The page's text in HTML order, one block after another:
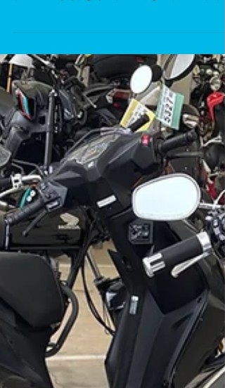
ポジションから、よりスポーティなライディングポ
ションへ変更するカスタムです。 NMAXはスクーター
ながらフロント周りの剛性が高く、ハンドル周りの
スタム自由度も意外と高い車両です。ただし、セパ
ン化にあたっては「ただ付ける」だけでは済まない
イントも多く、事前確認と調整が重要になります。
付時のポイント まず注意したのは ハンドル角度と切
角。 フルロック時にタンクカバーやメーター周りへ
渉しないか、左右とも細かくチェックしています。
に ブレーキホース・スロットルワイヤー・電装配線
取り回し。 ハンドル位置が下がることで、純正状態
はテンションが掛かりやすくなるため、無理のない
ートへ変更・調整を行いました。 見た目だけでなく
操作時の引っ掛かりや戻りの悪さが出ないよう、こ
は特に慎重に作業しています。 ポジションと操作性
変化 セパレートハンドル化によって、 ・上半身が自
に前傾 ・フロント荷重がかけやすい ・旋回時の一